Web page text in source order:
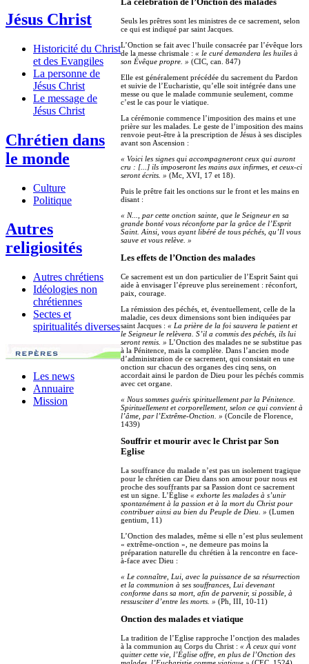
Jésus Christ
Historicité du Christ
et des Evangiles
La personne de
Jésus Christ
Le message de
Jésus Christ
Chrétien dans
le monde
Culture
Politique
Autres
religiosités
Autres chrétiens
Idéologies non
chrétiennes
Sectes et
spiritualités diverses
Les news
Annuaire
Mission
La célébration de l’Onction des malades
Seuls les prêtres sont les ministres de ce sacrement, selon
ce qui est indiqué par saint Jacques.
L’Onction se fait avec l’huile consacrée par l’évêque lors
de la messe chrismale : « le curé demandera les huiles à
son Évêque propre. » (CIC, can. 847)
Elle est généralement précédée du sacrement du Pardon
et suivie de l’Eucharistie, qu’elle soit intégrée dans une
messe ou que le malade communie seulement, comme
c’est le cas pour le viatique.
La cérémonie commence l’imposition des mains et une
prière sur les malades. Le geste de l’imposition des mains
renvoie peut-être à la prescription de Jésus à ses disciples
avant son Ascension :
« Voici les signes qui accompagneront ceux qui auront
cru : [...] ils imposeront les mains aux infirmes, et ceux-ci
seront écrits. » (Mc, XVI, 17 et 18).
Puis le prêtre fait les onctions sur le front et les mains en
disant :
« N..., par cette onction sainte, que le Seigneur en sa
grande bonté vous réconforte par la grâce de l’Esprit
Saint. Ainsi, vous ayant libéré de tous péchés, qu’Il vous
sauve et vous relève. »
Les effets de l’Onction des malades
Ce sacrement est un don particulier de l’Esprit Saint qui
aide à envisager l’épreuve plus sereinement : réconfort,
paix, courage.
La rémission des péchés, et, éventuellement, celle de la
maladie, ces deux dimensions sont bien indiquées par
saint Jacques : « La prière de la foi sauvera le patient et
le Seigneur le relèvera. S’il a commis des péchés, ils lui
seront remis. » L’Onction des malades ne se substitue pas
à la Pénitence, mais la complète. Dans l’ancien mode
d’administration de ce sacrement, qui consistait en une
onction sur chacun des organes des cinq sens, on
accordait ainsi le pardon de Dieu pour les péchés commis
avec cet organe.
« Nous sommes guéris spirituellement par la Pénitence.
Spirituellement et corporellement, selon ce qui convient à
l’âme, par l’Extrême-Onction. » (Concile de Florence,
1439)
Souffrir et mourir avec le Christ par Son
Eglise
La souffrance du malade n’est pas un isolement tragique
pour le chrétien car Dieu dans son amour pour nous est
proche des souffrants par sa Passion dont ce sacrement
est un signe. L’Église « exhorte les malades à s’unir
spontanément à la passion et à la mort du Christ pour
contribuer ainsi au bien du Peuple de Dieu. » (Lumen
gentium, 11)
L’Onction des malades, même si elle n’est plus seulement
« extrême-onction », ne demeure pas moins la
préparation naturelle du chrétien à la rencontre en face-
à-face avec Dieu :
« Le connaître, Lui, avec la puissance de sa résurrection
et la communion à ses souffrances, Lui devenant
conforme dans sa mort, afin de parvenir, si possible, à
ressusciter d’entre les morts. » (Ph, III, 10-11)
Onction des malades et viatique
La tradition de l’Eglise rapproche l’onction des malades
à la communion au Corps du Christ : « À ceux qui vont
quitter cette vie, l’Église offre, en plus de l’Onction des